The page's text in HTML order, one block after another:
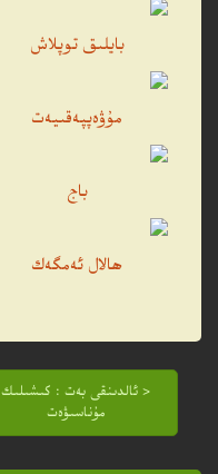
بايلىق توپلاش
مۇۋەپپەقىيەت
باج
ھالال ئەمگەك
< ئالدىنقى بەت : كىشىلىك
مۇناسىۋەت